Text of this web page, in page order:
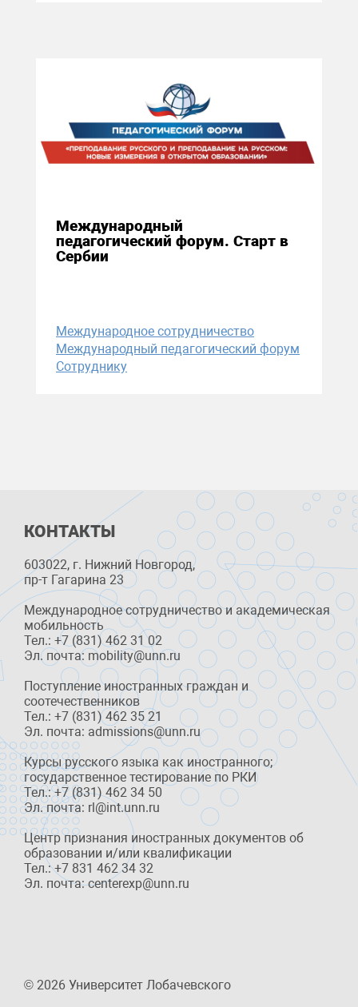
Международный
педагогический форум. Старт в
Сербии
Международное сотрудничество
Международный педагогический форум
Сотруднику
КОНТАКТЫ
603022, г. Нижний Новгород,
пр-т Гагарина 23
Международное сотрудничество и академическая
мобильность
Тел.: +7 (831) 462 31 02
Эл. почта: mobility@unn.ru
Поступление иностранных граждан и
соотечественников
Тел.: +7 (831) 462 35 21
Эл. почта: admissions@unn.ru
Курсы русского языка как иностранного;
государственное тестирование по РКИ
Тел.: +7 (831) 462 34 50
Эл. почта: rl@int.unn.ru
Центр признания иностранных документов об
образовании и/или квалификации
Тел.: +7 831 462 34 32
Эл. почта: centerexp@unn.ru
© 2026 Университет Лобачевского